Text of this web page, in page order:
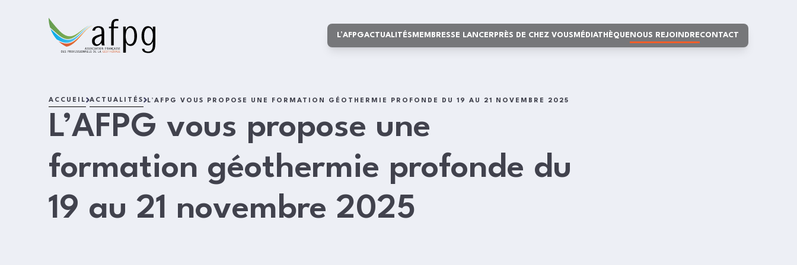
L'AFPG
L’AFPGACTUALITÉS MEMBRESSE LANCER PRÈS DE CHEZ VOUS MÉDIATHÈQUE NOUS REJOINDRECONTACT
ACCUEIL ACTUALITÉS L’AFPG VOUS PROPOSE UNE FORMATION GÉOTHERMIE PROFONDE DU 19 AU 21 NOVEMBRE 2025
L’AFPG vous propose une
formation géothermie profonde du
19 au 21 novembre 2025